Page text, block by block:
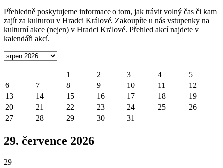
Přehledně poskytujeme informace o tom, jak trávit volný čas či kam
zajít za kulturou v Hradci Králové. Zakoupíte u nás vstupenky na
kulturní akce (nejen) v Hradci Králové. Přehled akcí najdete v
kalendáři akcí.
1 2 3 4
5
6
7 8 9 10 11
12
13
14 15 16 17 18
19
20
21 22 23 24 25
26
27
28 29 30 31
29. července 2026
29